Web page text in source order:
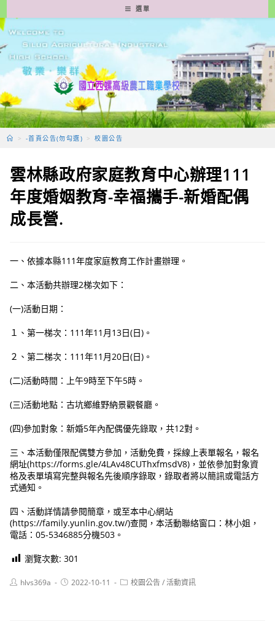
轉
至
要
容
選單
> -首頁公告(勿勾選) > 校園公告
雲林縣政府家庭教育中心辦理111
年度婚姻教育-幸福攜手-新婚配偶
成長營.
一、依據本縣111年度家庭教育工作計畫辦理。
二、本活動共辦理2梯次如下：
(一)活動日期：
１、第一梯次：111年11月13日(日)。
２、第二梯次：111年11月20日(日)。
(二)活動時間：上午9時至下午5時。
(三)活動地點：古坑鄉維野納景觀餐廳。
(四)參加對象：新婚5年內配偶優先錄取，共12對。
三、本活動僅限配偶雙方參加，活動免費，採線上表單報名，報名
網址(https://forms.gle/4LAv48CUThxfmsdV8)，並依參加對象資
格及表單填寫完整與報名先後順序錄取，錄取者將以簡訊或電話方
式通知。
四、活動詳情請參閱簡章，或至本中心網站
(https://family.yunlin.gov.tw/)查閱，本活動聯絡窗口：林小姐，
電話：05-5346885分機503。
瀏覽次數: 301
Posthlvs369a
Post2022-10-11
Post校園公告/活動資訊